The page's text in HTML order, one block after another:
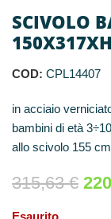
SCIVOLO
COD: CPL14407
in acciaio
bambini di età
allo scivolo 155
315,63€
Esaurito